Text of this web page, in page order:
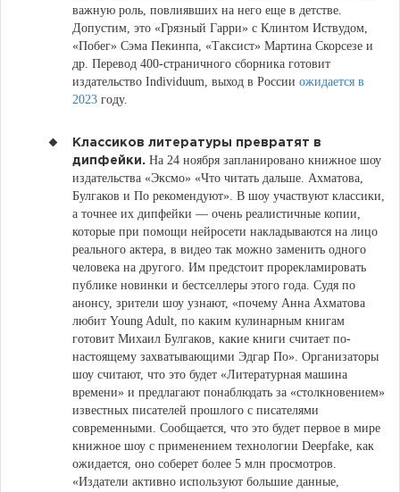
важную роль, повлиявших на него еще в детстве.
Допустим, это «Грязный Гарри» с Клинтом Иствудом,
«Побег» Сэма Пекинпа, «Таксист» Мартина Скорсезе и
др. Перевод 400-страничного сборника готовит
издательство Individuum, выход в России ожидается в
2023 году.
Классиков литературы превратят в
дипфейки. На 24 ноября запланировано книжное шоу
издательства «Эксмо» «Что читать дальше. Ахматова,
Булгаков и По рекомендуют». В шоу участвуют классики,
а точнее их дипфейки — очень реалистичные копии,
которые при помощи нейросети накладываются на лицо
реального актера, в видео так можно заменить одного
человека на другого. Им предстоит прорекламировать
публике новинки и бестселлеры этого года. Судя по
анонсу, зрители шоу узнают, «почему Анна Ахматова
любит Young Adult, по каким кулинарным книгам
готовит Михаил Булгаков, какие книги считает по-
настоящему захватывающими Эдгар По». Организаторы
шоу считают, что это будет «Литературная машина
времени» и предлагают понаблюдать за «столкновением»
известных писателей прошлого с писателями
современными. Сообщается, что это будет первое в мире
книжное шоу с применением технологии Deepfake, как
ожидается, оно соберет более 5 млн просмотров.
«Издатели активно используют большие данные,